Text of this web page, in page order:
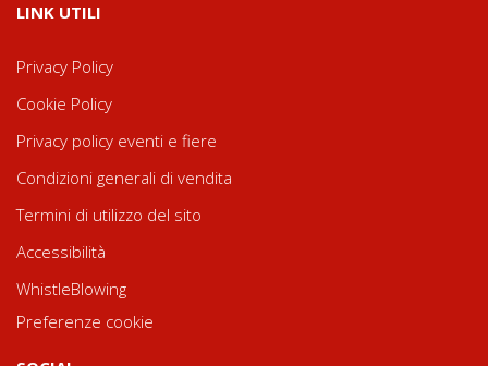
LINK UTILI
Privacy Policy
Cookie Policy
Privacy policy eventi e fiere
Condizioni generali di vendita
Termini di utilizzo del sito
Accessibilità
WhistleBlowing
Preferenze cookie